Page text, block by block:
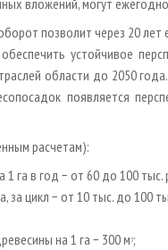
вложений, могут
позволит через 20
устойчивое
области до 2050
появляется
расчетам):
га в год − от 60 до 100 тыс.
цикл − от 10 тыс. до 100
на 1 га − 300 м 3;